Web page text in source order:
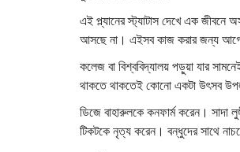
এই প্ল্যানের স্ট্যাটাস দেখে এক জীবনে
আসছে না। এইসব কাজ করার জন্য আগে
কলেজ বা বিশ্ববিদ্যালয় পড়ুয়া যার
থাকতে থাকতেই কোনো একটা উৎসব
ডিজে বাহারুলকে কনফার্ম করেন। সাদা
টিকটকে নৃত্য করেন। বন্ধুদের সাথে